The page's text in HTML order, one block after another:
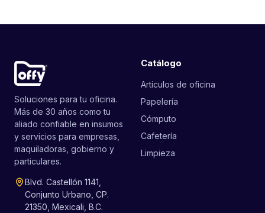
Soluciones para tu oficina.
Más de 30 años como tu
aliado confiable en insumos
y servicios para empresas,
maquiladoras, gobierno y
particulares.
Blvd. Castellón 1141,
Conjunto Urbano, CP.
21350, Mexicali, B.C.
Catálogo
Artículos de oficina
Papelería
Cómputo
Cafetería
Limpieza